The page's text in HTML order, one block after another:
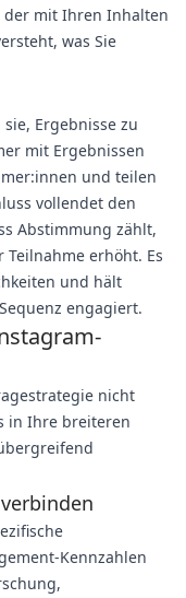
der mit Ihren Inhalten
was Sie
Ergebnisse zu
mit Ergebnissen
und teilen
vollendet den
Abstimmung zählt,
erhöht. Es
und hält
engagiert.
nicht
in Ihre breiteren
Kennzahlen